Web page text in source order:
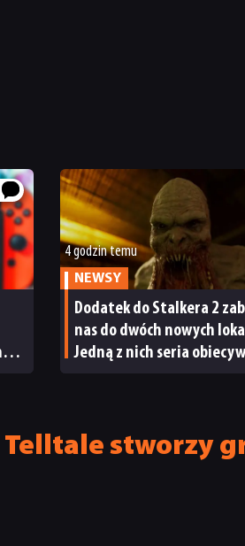
4 godzin temu
NEWSY
Dodatek do Stalkera 2
nas do dwóch nowych
Jedną z nich seria
stworzy